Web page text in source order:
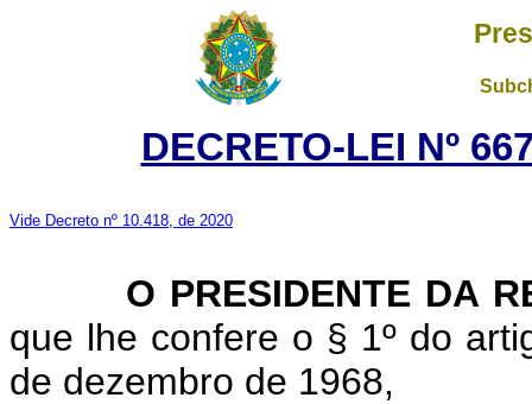
DECRETO-LEI Nº
Vide Decreto nº 10.418, de 2020
O PRESIDENTE DA
que lhe confere o § 1º do
de dezembro de 1968,